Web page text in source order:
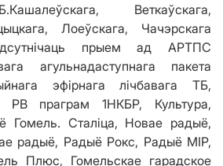
Веткаўскага,
Лоеўскага, Чачэрскага
прыем ад АРТПС
агульнадаступнага пакета
эфірнага лічбавага ТБ,
РВ праграм 1НКБР, Культура,
Гомель. Сталіца, Новае радыё,
радыё, Радыё Рокс, Радыё МІР,
Плюс, Гомельскае гарадское